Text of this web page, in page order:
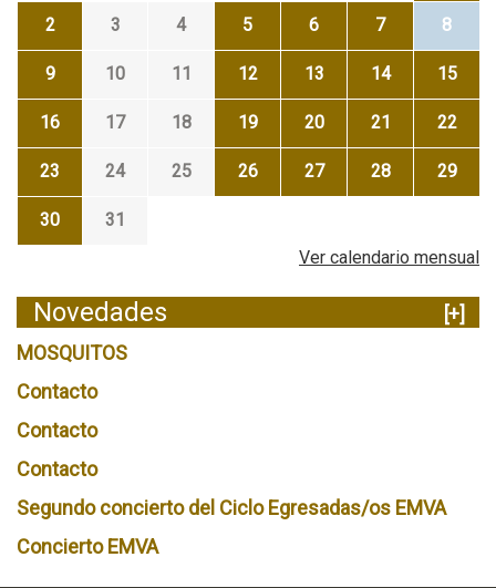
2 3 4 5 6 7 8
9 10 11 12 13 14 15
16 17 18 19 20 21 22
23 24 25 26 27 28 29
30
31
Ver calendario mensual
Novedades
[+]
MOSQUITOS
Contacto
Contacto
Contacto
Segundo concierto del Ciclo Egresadas/os EMVA
Concierto EMVA